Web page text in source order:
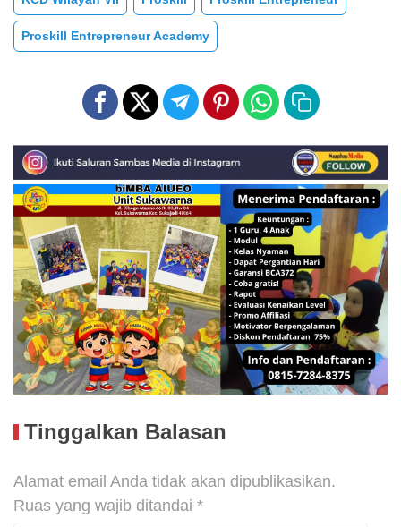
Proskill Entrepreneur Academy
Tinggalkan Balasan
Alamat email Anda tidak akan dipublikasikan.
Ruas yang wajib ditandai *